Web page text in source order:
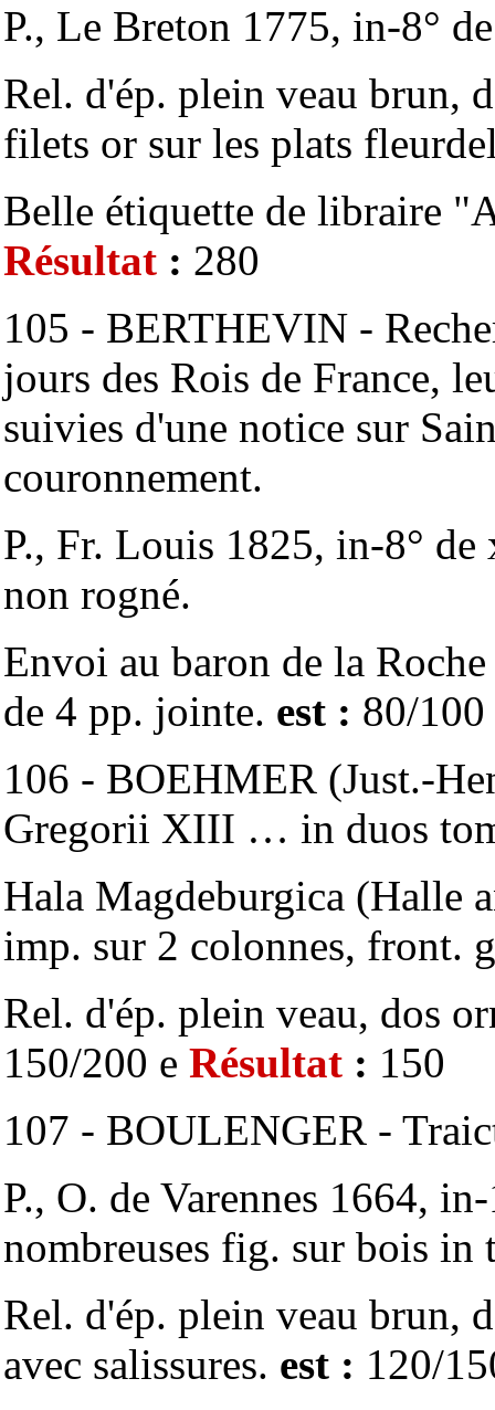
P., Le Breton 1775, in-8°
Rel. d'ép. plein veau brun,
filets or sur les plats
Belle étiquette de libraire
Résultat : 280
105 - BERTHEVIN -
jours des Rois de France,
suivies d'une notice sur
couronnement.
P., Fr. Louis 1825, in-8°
non rogné.
Envoi au baron de la
de 4 pp. jointe. est : 80/100
106 - BOEHMER (Just.-
Gregorii XIII … in duos
Hala Magdeburgica (Halle
imp. sur 2 colonnes, front.
Rel. d'ép. plein veau, dos
150/200 e Résultat : 150
107 - BOULENGER -
P., O. de Varennes 1664,
nombreuses fig. sur bois in
Rel. d'ép. plein veau brun,
avec salissures. est : 120/